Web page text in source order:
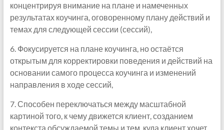
концентрируя внимание на плане и намеченных
результатах коучинга, оговоренному плану действий и
темах для следующей сессии (сессий),
6. Фокусируется на плане коучинга, но остаётся
открытым для корректировки поведения и действий на
основании самого процесса коучинга и изменений
направления в ходе сессий,
7. Способен переключаться между масштабной
картиной того, к чему движется клиент, созданием
контекста обсуждаемой темы и тем, куда клиент хочет